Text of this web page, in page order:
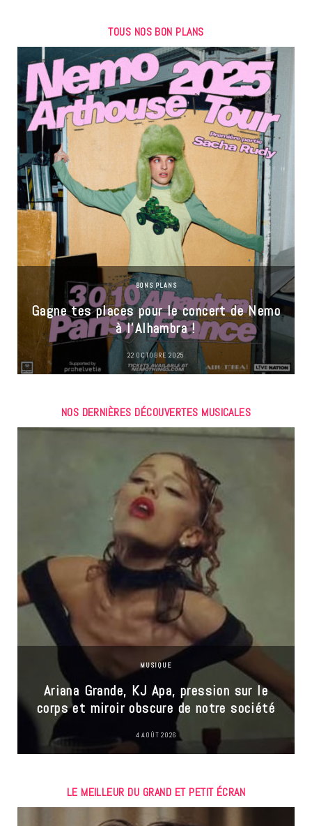
TOUS NOS BON PLANS
BONS PLANS
Gagne tes places pour le concert de Nemo
à l’Alhambra !
22 OCTOBRE 2025
NOS DERNIÈRES DÉCOUVERTES MUSICALES
MUSIQUE
Ariana Grande, KJ Apa, pression sur le
corps et miroir obscure de notre société
4 AOÛT 2026
LE MEILLEUR DU GRAND ET PETIT ÉCRAN